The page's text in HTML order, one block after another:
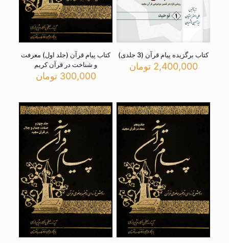
کتاب برگزیده پیام قرآن (3 جلدی)
2,400,000 تومان
کتاب پیام قرآن (جلد اول) معرفت
و شناخت در قرآن کریم
300,000 تومان